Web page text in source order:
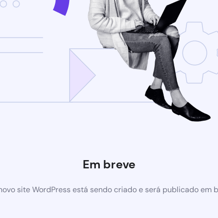
Em breve
site WordPress está sendo criado e será publicado em